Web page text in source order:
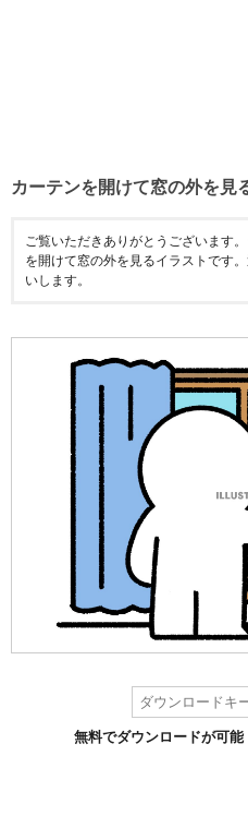
カーテンを開けて窓の外を見
ご覧いただきありがとうございます
を開けて窓の外を見るイラストです
いします。
無料でダウンロードが可能